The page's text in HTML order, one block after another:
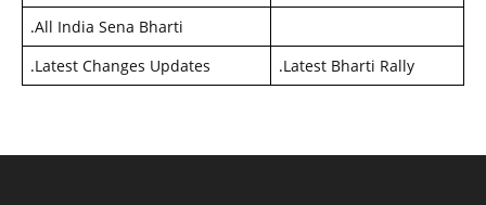
.All India Sena Bharti
.Latest Changes Updates .Latest Bharti Rally